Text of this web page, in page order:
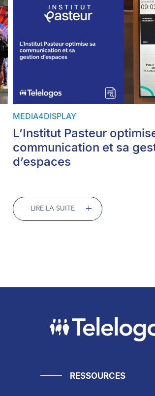
MEDIA4DISPLAY
L’Institut Pasteur
communication et sa
d’espaces
LIRE LA SUITE
RESSOURCES